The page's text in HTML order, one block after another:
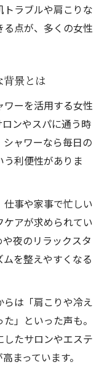
ラブルや肩こりな
る点が、多くの女性
背景とは
ーを活用する女性
ンやスパに通う時
ャワーなら毎日の
利便性がありま
仕事や家事で忙しい
アが求められてい
夜のリラックスタ
を整えやすくなる
は「肩こりや冷え
」といった声も。
たサロンやエステ
まっています。